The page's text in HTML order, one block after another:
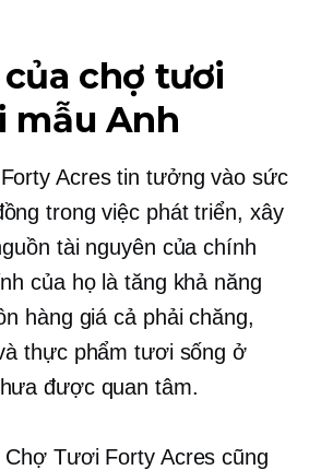
chợ tươi
mẫu Anh
Acres tin tưởng vào sức
trong việc phát triển, xây
tài nguyên của chính
của họ là tăng khả năng
hàng giá cả phải chăng,
thực phẩm tươi sống ở
được quan tâm.
Tươi Forty Acres cũng